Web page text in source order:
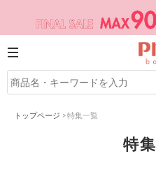
トップページ >特集一覧
特